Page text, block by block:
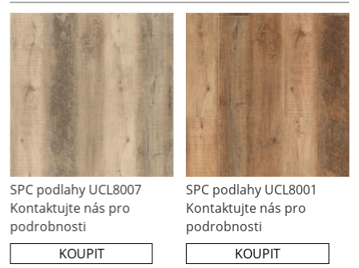
SPC podlahy UCL8001
Kontaktujte nás pro
podrobnosti
KOUPIT
SPC podlahy UCL8002
Kontaktujte nás pro
podrobnosti
COMPRAR